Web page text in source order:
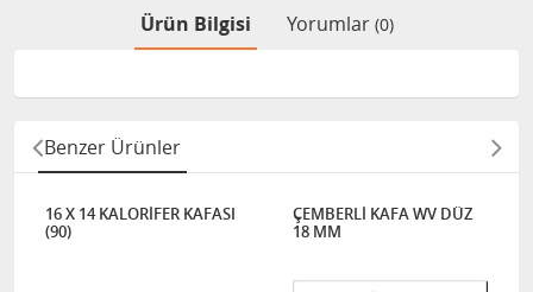
Ürün Bilgisi Yorumlar (0)
Benzer Ürünler
16 X 14 KALORİFER KAFASI
(90)
ÇEMBERLİ KAFA WV DÜZ
18 MM